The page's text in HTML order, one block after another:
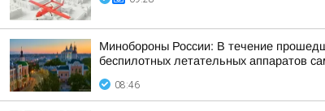
Минобороны России: В течение
беспилотных летательных аппаратов
08:46